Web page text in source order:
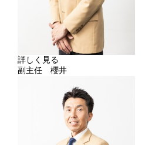
詳しく見る
副主任 櫻井